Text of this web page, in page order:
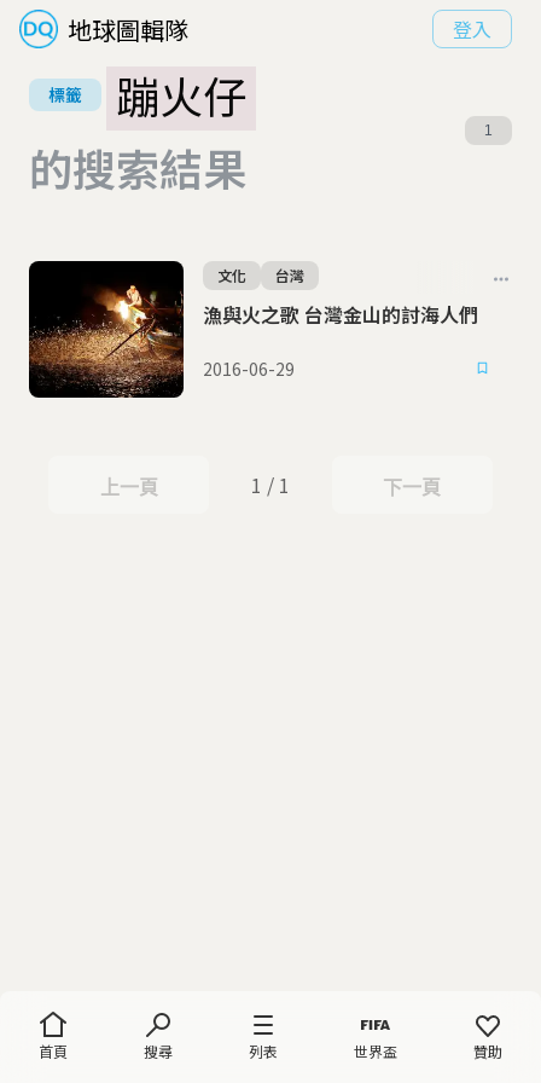
地球圖輯隊 登入
首頁 搜尋 列表 世界盃 贊助
標籤
蹦火仔
的搜索結果
1
漁與火之歌 台灣金山的討海人們
文化 台灣
2016-06-29
上一頁
上一頁 1 / 1 下一頁
下一頁